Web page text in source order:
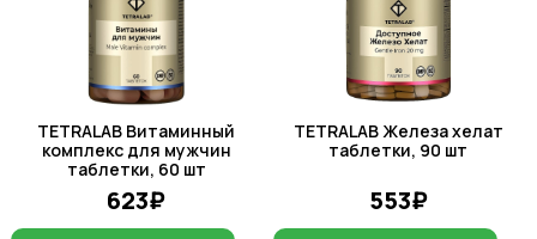
TETRALAB Витаминный
комплекс для мужчин
таблетки, 60 шт
623₽
TETRALAB Железа хелат
таблетки, 90 шт
553₽